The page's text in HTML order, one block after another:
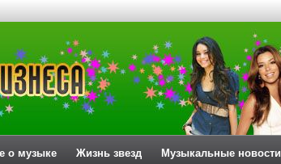
о музыке Жизнь звезд Музыкальные новости